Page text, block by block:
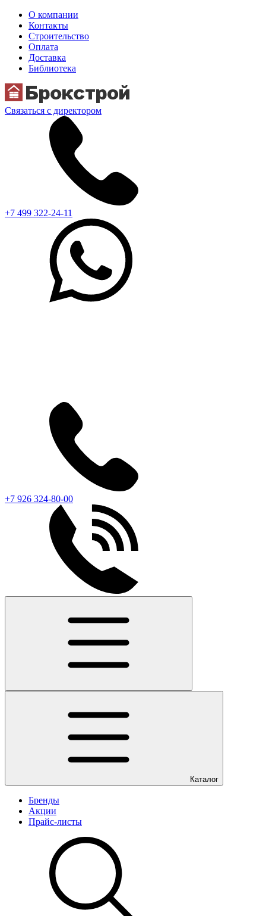
О компании
Контакты
Строительство
Оплата
Доставка
Библиотека
Связаться с директором
+7 499 322-24-11
+7 926 324-80-00
Каталог
Бренды
Акции
Прайс-листы